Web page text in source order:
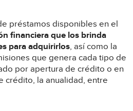
préstamos disponibles en el
financiera que los brinda
para adquirirlos, así como la
que genera cada tipo de
por apertura de crédito o en
crédito, la anualidad, entre